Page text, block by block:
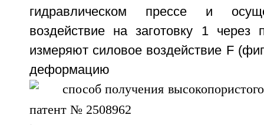
гидравлическом прессе и
воздействие на заготовку 1
измеряют силовое воздействие F
деформацию